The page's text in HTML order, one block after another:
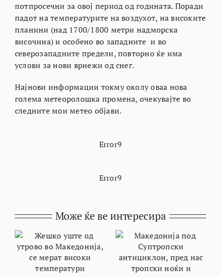
потпросечни за овој период од годината. Поради
падот на температурите на воздухот, на високите
планини (над 1700/1800 метри надморска
височина) и особено во западните и во
северозападните предели, повторно ќе има
услови за нови врнежи од снег.
Најнови информации токму околу оваа нова
голема метеоролошка промена, очекувајте во
следните мои метео објави.
Error9
Error9
Може ќе ве интересира